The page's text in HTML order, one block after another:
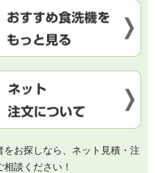
お探しなら、ネット見積・注
談ください！